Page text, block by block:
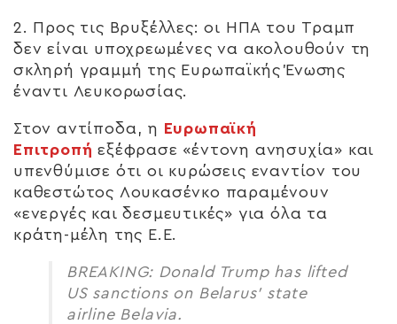
2. Προς τις Βρυξέλλες: οι ΗΠΑ του Τραμπ
δεν είναι υποχρεωμένες να ακολουθούν τη
σκληρή γραμμή της Ευρωπαϊκής Ένωσης
έναντι Λευκορωσίας.
Στον αντίποδα, η Ευρωπαϊκή
Επιτροπή εξέφρασε «έντονη ανησυχία» και
υπενθύμισε ότι οι κυρώσεις εναντίον του
καθεστώτος Λουκασένκο παραμένουν
«ενεργές και δεσμευτικές» για όλα τα
κράτη-μέλη της Ε.Ε.
BREAKING: Donald Trump has lifted
US sanctions on Belarus’ state
airline Belavia.